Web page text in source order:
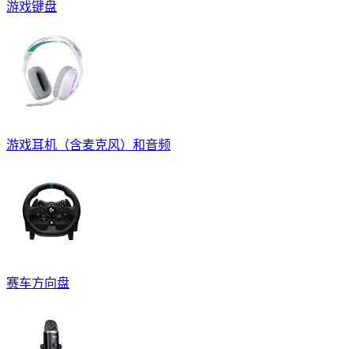
游戏键盘
游戏耳机（含麦克风）和音频
赛车方向盘